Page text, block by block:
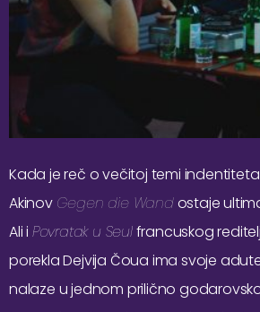
Kada je reč o večitoj temi indentiteta
Akinov Gegen die Wandostaje
Ali i Povratak u Seulfrancuskog
porekla Dejvija Čoua ima svoje
nalaze u jednom prilično